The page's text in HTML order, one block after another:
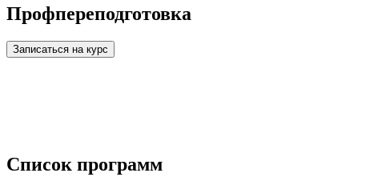
Профпереподготовка
Записаться на курс
Список программ